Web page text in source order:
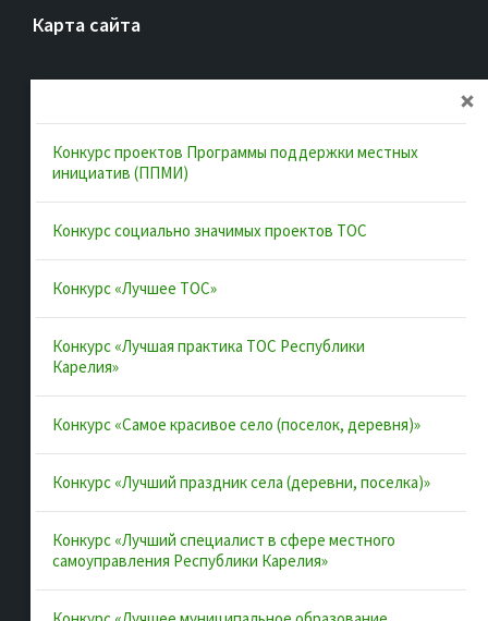
Карта сайта
Об ассоциации
Документы
Муниципальные образования
Конкурсы и лучшие практики
Контакты
Полезные ссылки
Интернет-портал Республики Карелия
Инициативы Карелии
Территориальное общественное самоуправление в
Республике Карелия
ВАРМСУ
Конкурс проектов Программы поддержки местных
инициатив (ППМИ)
Конкурс социально значимых проектов ТОС
Конкурс «Лучшее ТОС»
Конкурс «Лучшая практика ТОС Республики
Карелия»
Конкурс «Самое красивое село (поселок, деревня)»
Конкурс «Лучший праздник села (деревни, поселка)»
Конкурс «Лучший специалист в сфере местного
самоуправления Республики Карелия»